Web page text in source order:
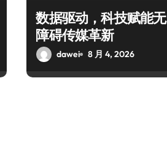
数据驱动，科技赋能无
障碍传媒革新
dawei 8 月 4, 2026